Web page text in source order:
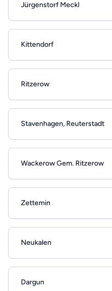
Jürgenstorf Meckl
Kittendorf
Ritzerow
Stavenhagen, Reuterstadt
Wackerow Gem. Ritzerow
Zettemin
Neukalen
Dargun